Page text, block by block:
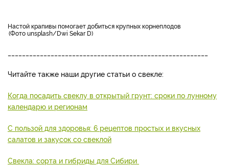
настой крапивы помогает добиться крупных корнеплодов
Фото unsplash/Dwi Sekar D
Читайте также наши другие статьи о свекле:
Когда посадить свеклу в открытый грунт: сроки по лунному
календарю и регионам
С пользой для здоровья: 6 рецептов простых и вкусных
салатов и закусок со свеклой
Свекла: сорта и гибриды для Сибири